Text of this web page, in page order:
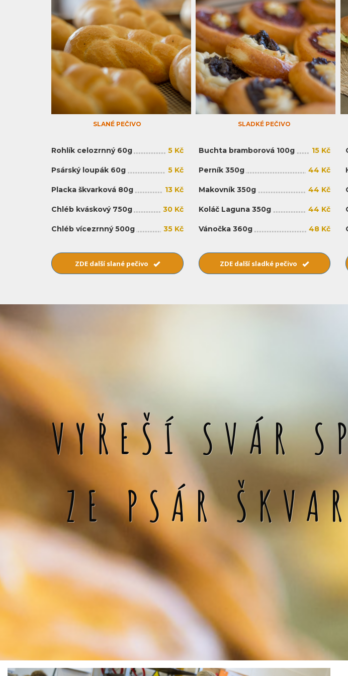
SLANÉ PEČIVO
Rohlík celozrnný 60g 5 Kč
Psárský loupák 60g 5 Kč
Placka škvarková 80g 13 Kč
Chléb kváskový 750g 30 Kč
Chléb vícezrnný 500g 35 Kč
ZDE další slané pečivo
SLADKÉ PEČIVO
Buchta bramborová 100g 15 Kč
Perník 350g 44 Kč
Makovník 350g 44 Kč
Koláč Laguna 350g 44 Kč
Vánočka 360g 48 Kč
ZDE další sladké pečivo
VYŘEŠÍ SVÁR
ZE PSÁR